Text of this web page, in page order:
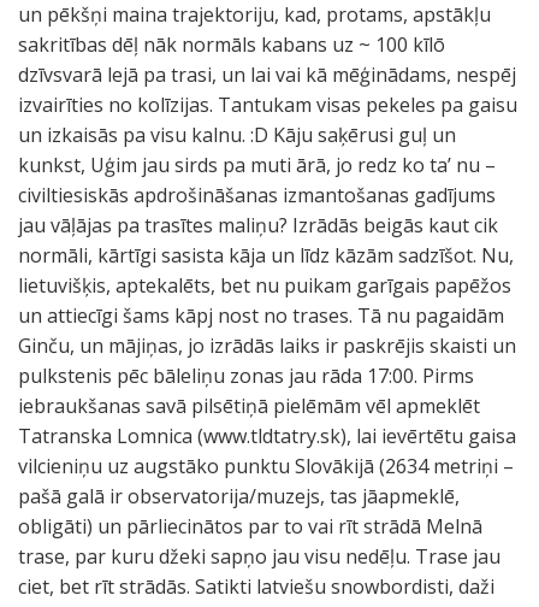
un pēkšņi maina trajektoriju, kad, protams, apstākļu
sakritības dēļ nāk normāls kabans uz ~ 100 kīlō
dzīvsvarā lejā pa trasi, un lai vai kā mēģinādams, nespēj
izvairīties no kolīzijas. Tantukam visas pekeles pa gaisu
un izkaisās pa visu kalnu. :D Kāju saķērusi guļ un
kunkst, Uģim jau sirds pa muti ārā, jo redz ko ta’ nu –
civiltiesiskās apdrošināšanas izmantošanas gadījums
jau vāļājas pa trasītes maliņu? Izrādās beigās kaut cik
normāli, kārtīgi sasista kāja un līdz kāzām sadzīšot. Nu,
lietuvišķis, aptekalēts, bet nu puikam garīgais papēžos
un attiecīgi šams kāpj nost no trases. Tā nu pagaidām
Ginču, un mājiņas, jo izrādās laiks ir paskrējis skaisti un
pulkstenis pēc bāleliņu zonas jau rāda 17:00. Pirms
iebraukšanas savā pilsētiņā pielēmām vēl apmeklēt
Tatranska Lomnica (www.tldtatry.sk), lai ievērtētu gaisa
vilcieniņu uz augstāko punktu Slovākijā (2634 metriņi –
pašā galā ir observatorija/muzejs, tas jāapmeklē,
obligāti) un pārliecinātos par to vai rīt strādā Melnā
trase, par kuru džeki sapņo jau visu nedēļu. Trase jau
ciet, bet rīt strādās. Satikti latviešu snowbordisti, daži